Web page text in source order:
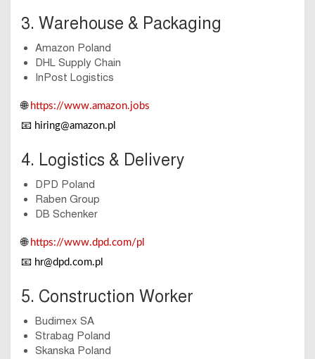
3. Warehouse & Packaging
Amazon Poland
DHL Supply Chain
InPost Logistics
🌐 https://www.amazon.jobs
📧 hiring@amazon.pl
4. Logistics & Delivery
DPD Poland
Raben Group
DB Schenker
🌐 https://www.dpd.com/pl
📧 hr@dpd.com.pl
5. Construction Worker
Budimex SA
Strabag Poland
Skanska Poland